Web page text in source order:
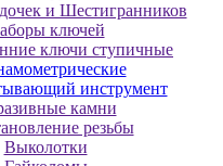
и Шестигранников
ключей
ключи ступичные
инструмент
камни
резьбы
Выколотки